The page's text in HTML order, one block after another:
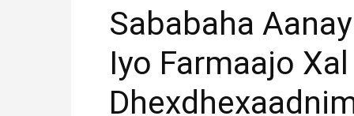
Sababaha
Iyo Farmaajo